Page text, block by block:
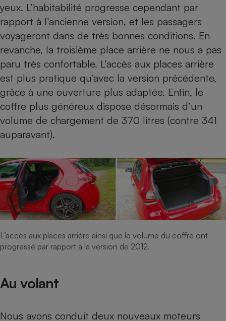
yeux. L’habitabilité progresse cependant par
rapport à l’ancienne version, et les passagers
voyageront dans de très bonnes conditions. En
revanche, la troisième place arrière ne nous a pas
paru très confortable. L’accès aux places arrière
est plus pratique qu’avec la version précédente,
grâce à une ouverture plus adaptée. Enfin, le
coffre plus généreux dispose désormais d’un
volume de chargement de 370 litres (contre 341
auparavant).
L’accès aux places arrière ainsi que le volume du coffre ont
progressé par rapport à la version de 2012.
Au volant
Nous avons conduit deux nouveaux moteurs